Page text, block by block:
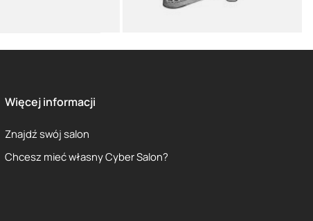
Więcej informacji
Znajdź swój salon
Chcesz mieć własny Cyber Salon?